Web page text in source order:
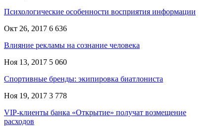
Психологические особенности восприятия информации
Окт 26, 2017 6 636
Влияние рекламы на сознание человека
Ноя 13, 2017 5 060
Спортивные бренды: экипировка биатлониста
Ноя 19, 2017 3 778
VIP-клиенты банка «Открытие» получат возмещение
расходов